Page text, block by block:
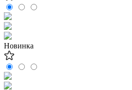
Новинка